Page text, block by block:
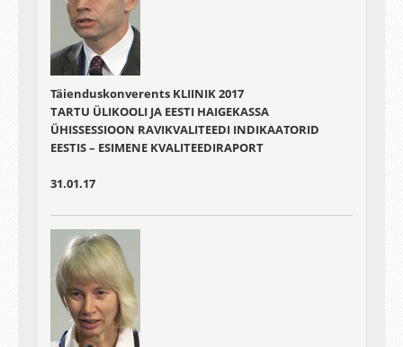
Täienduskonverents KLIINIK 2017
TARTU ÜLIKOOLI JA EESTI HAIGEKASSA
ÜHISSESSIOON RAVIKVALITEEDI INDIKAATORID
EESTIS – ESIMENE KVALITEEDIRAPORT
31.01.17